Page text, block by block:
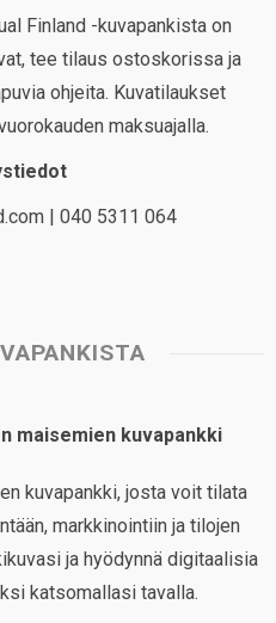
Finland -kuvapankista on
tee tilaus ostoskorissa ja
ohjeita. Kuvatilaukset
maksuajalla.
| 040 5311 064
maisemien kuvapankki
kuvapankki, josta voit tilata
markkinointiin ja tilojen
ja hyödynnä digitaalisia
katsomallasi tavalla.